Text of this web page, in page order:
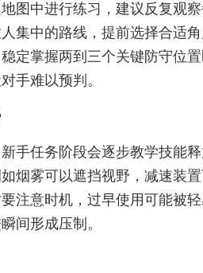
图中进行练习，建议反复观
集中的路线，提前选择合适
定掌握两到三个关键防守位
手难以预判。
手任务阶段会逐步教学技能
烟雾可以遮挡视野，减速装
注意时机，过早使用可能被
间形成压制。